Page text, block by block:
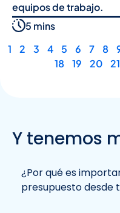
equipos de trabajo.
5 mins
1
2 3 4 5 6 7 8
18
19 20 21
Y tenemos
¿Por qué es
presupuesto desde